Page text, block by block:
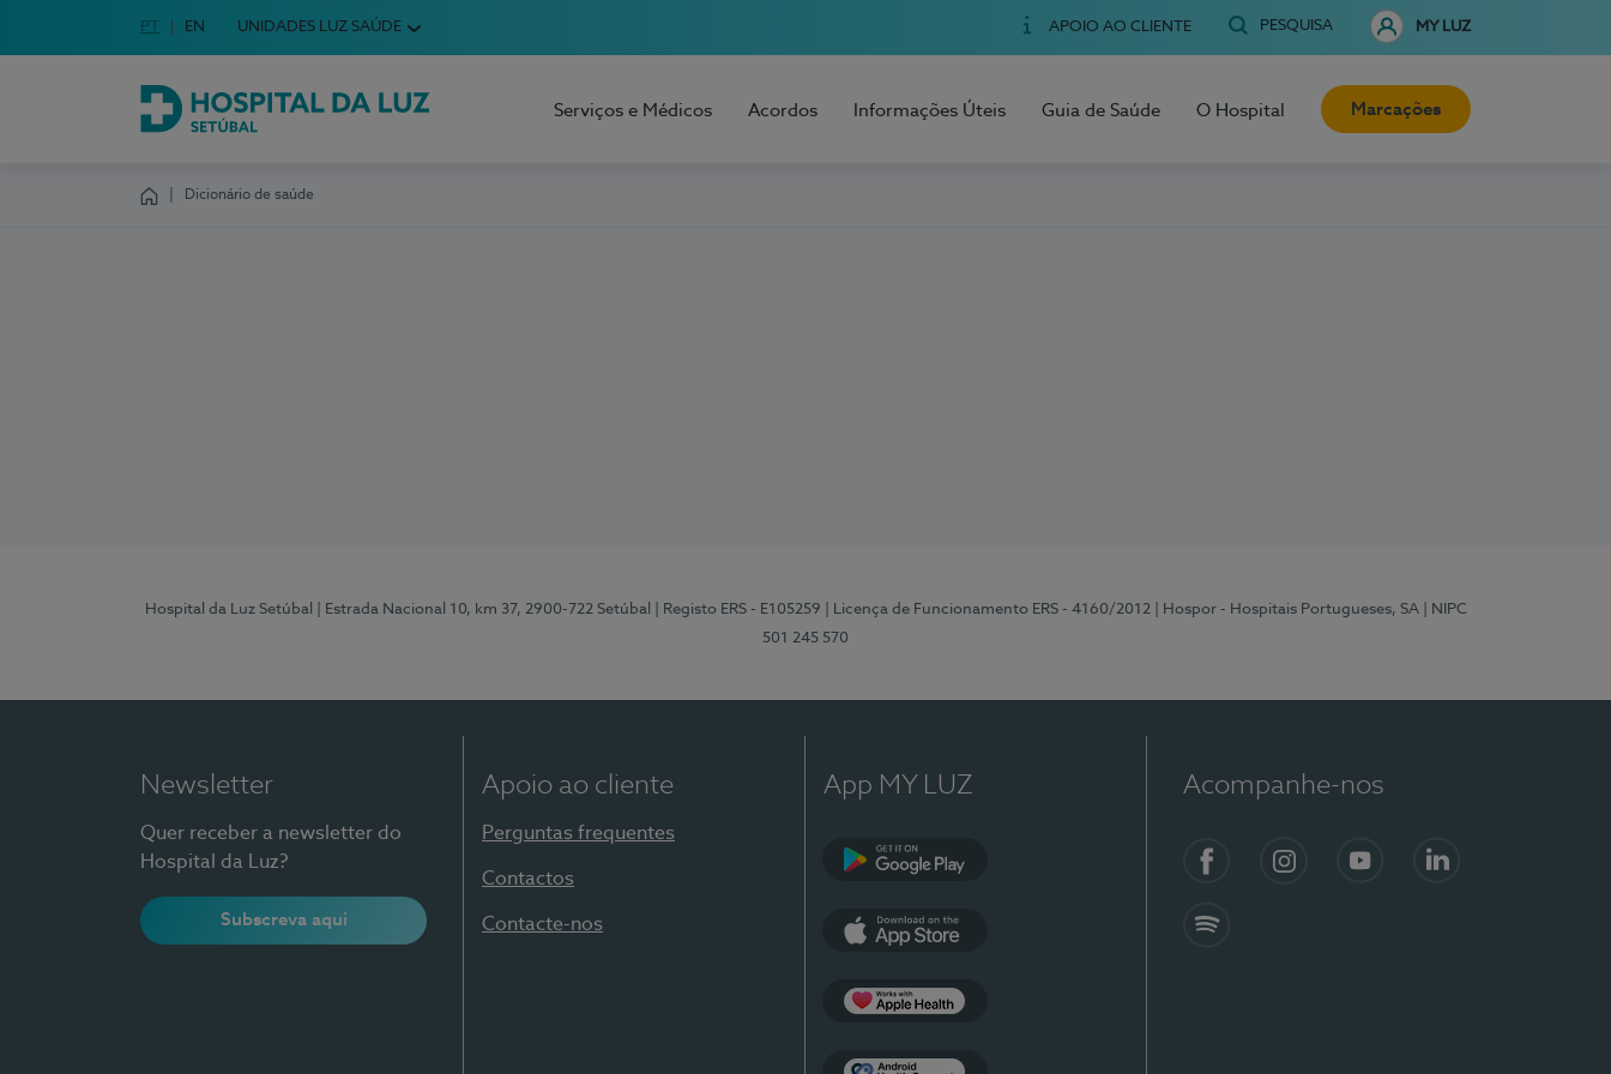
Escolha o seu idioma
Idioma em Português
PT English Language
EN UNIDADES LUZ SAÚDE APOIO AO CLIENTE PESQUISA MY LUZ
Hospital da Luz Setúbal
Serviços e Médicos Acordos Informações Úteis Guia de Saúde O Hospital Marcações
Dicionário de saúde
Hospital da Luz Setúbal | Estrada Nacional 10, km 37, 2900-722 Setúbal | Registo ERS - E105259 | Licença de Funcionamento ERS - 4160/2012 | Hospor - Hospitais Portugueses, SA
| NIPC
501 245 570
Newsletter
Quer receber a newsletter do
Hospital da Luz?
Subscreva aqui
Apoio ao cliente
Perguntas frequentes
Contactos
Contacte-nos
App MY LUZ Acompanhe-nos